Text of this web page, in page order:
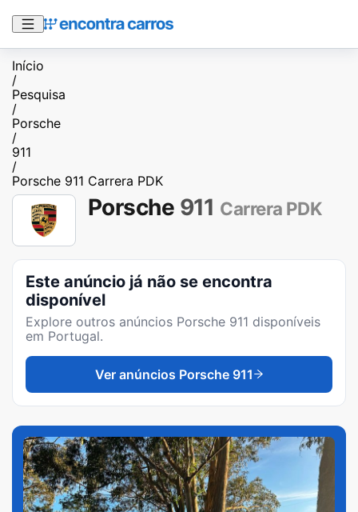
Início
/
Pesquisa
/
Porsche
/
911
/
Porsche 911 Carrera PDK
Porsche 911 Carrera PDK
Este anúncio já não se encontra
disponível
Explore outros anúncios Porsche 911 disponíveis
em Portugal.
Ver anúncios Porsche 911